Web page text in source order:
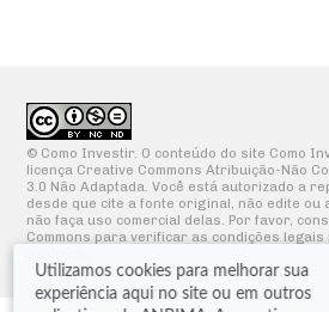
Utilizamos cookies para melhorar sua
experiência aqui no site ou em outros
© Como Investir. O conteúdo do site Como
licença Creative Commons Atribuição-Não
3.0 Não Adaptada. Você está autorizado a
desde que cite a fonte original, não edite ou
não faça uso comercial delas. Por favor,
Commons para verificar as condições legais